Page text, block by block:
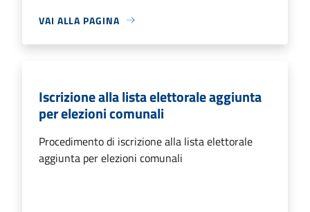
VAI ALLA PAGINA
Iscrizione alla lista elettorale aggiunta
per elezioni comunali
Procedimento di iscrizione alla lista elettorale
aggiunta per elezioni comunali